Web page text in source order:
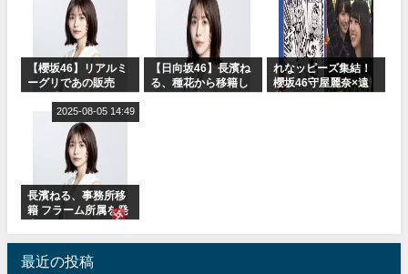
【櫻坂46】リアルミ
ーグリであの販売
Break』オフィシャ
ルグッズ解禁
【日向坂46】長濱ね
る、種花から移籍し
れなッピーズ集結！
櫻坂46守屋麗奈×遠
長濱ねる、事務所移
籍 フラーム所属を発
2025-08-05 14:49
最近の投稿